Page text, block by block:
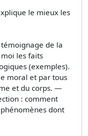
le mieux les
de la
les faits
(exemples).
moral et par tous
et du corps. —
: comment
dont